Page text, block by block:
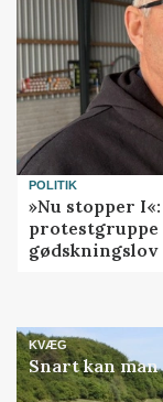
POLITIK
»Nu stopper
gødskningslov
KVÆG
Snart kan